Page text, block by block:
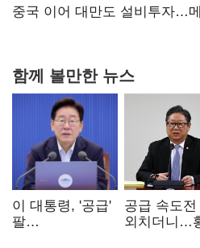
연 홈플러스
중국 이어 대만도 설비투자…메
함께 볼만한 뉴스
이 대통령, '공급'
팔
공급 속도전
외치더니…